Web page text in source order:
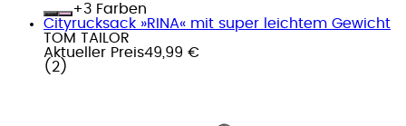
+
Farben
Cityrucksack »RINA« mit super leichtem Gewicht
TOM TAILOR
Aktueller Preis49,99 €
( 2 )